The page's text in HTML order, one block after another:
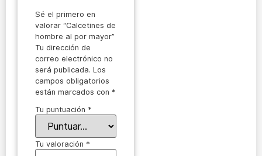
Sé el primero en
valorar “Calcetines de
hombre al por mayor”
Tu dirección de
correo electrónico no
será publicada. Los
campos obligatorios
están marcados con *
Tu puntuación *
Tu valoración *